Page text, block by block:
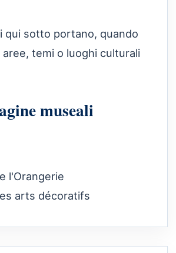
qui sotto portano, quando
aree, temi o luoghi culturali
museali
l'Orangerie
arts décoratifs